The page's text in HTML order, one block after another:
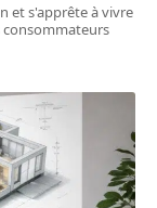
et s'apprête à vivre
consommateurs